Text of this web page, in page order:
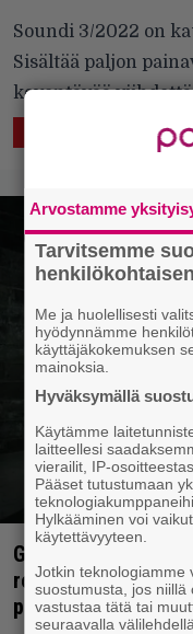
Soundi 3/2022 on
Sisältää paljon
keventävää
24.3.2022
Grammy-
rock-, metal- ja
palkinnoista
Arvostamme
Tarvitsemme
Me ja huolellisesti
hyödynnämme
käyttäjäkokemuksen
mainoksia.
Hyväksymällä
Käytämme
laitteellesi
vierailit, IP-
Pääset tutustumaan
Hylkääminen voi
käytettävyyteen.
Jotkin teknologiamme
suostumusta, jos niillä
vastustaa tätä tai
seuraavalla välilehdellä.